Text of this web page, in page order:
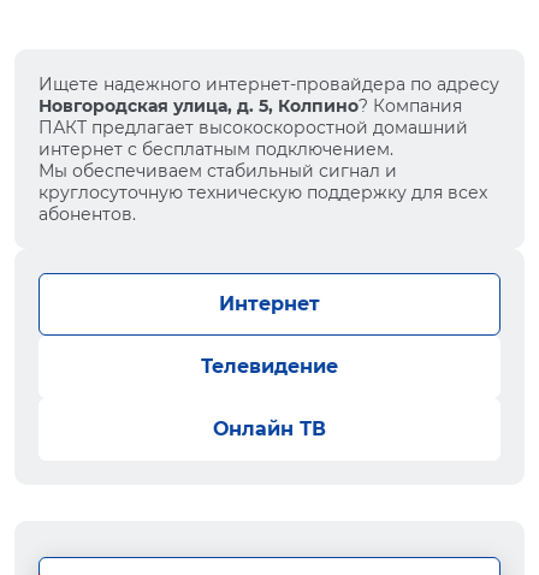
Ищете надежного интернет-провайдера по адресу
Новгородская улица, д. 5, Колпино? Компания
ПАКТ предлагает высокоскоростной домашний
интернет с бесплатным подключением.
Мы обеспечиваем стабильный сигнал и
круглосуточную техническую поддержку для всех
абонентов.
Интернет
Телевидение
Онлайн ТВ